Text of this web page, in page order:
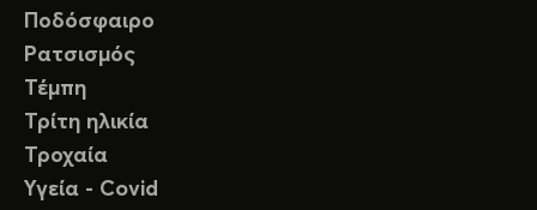
Ποδόσφαιρο
Ρατσισμός
Τέμπη
Τρίτη ηλικία
Τροχαία
Υγεία - Covid